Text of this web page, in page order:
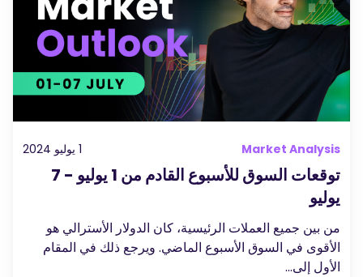
المدونة الصوتية-بودكاست
قاموس المصطلحات
مفكره اقتصادية
تسجيل الدخول إنشاء حساب
Market
توقعات السوق للأسبوع القادم من 1 يوليو - 7
بين جميع العملات الرئيسية، كان الدولار الأسترالي هو
في السوق الأسبوع الماضي. ويرجع ذلك في المقام
إلى...